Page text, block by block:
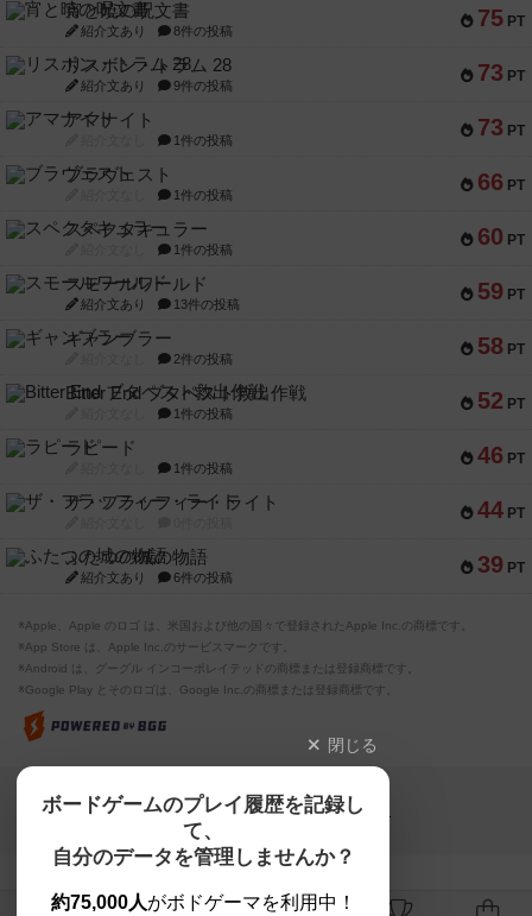
75 PT
宵と暁の呪文書
紹介文あり 8件の投稿
73 PT
リスボン・トラム 28
紹介文あり 9件の投稿
73 PT
アマナイト
1件の投稿
66 PT
ブラヴェスト
1件の投稿
60 PT
スペクタキュラー
1件の投稿
59 PT
スモールワールド
紹介文あり 13件の投稿
58 PT
ギャンブラー
2件の投稿
52 PT
Bitter End ブタペスト救出作戦
1件の投稿
46 PT
ラピード
1件の投稿
44 PT
ザ・フラッフィー・ライト
39 PT
ふたつの城の物語
紹介文あり 6件の投稿
※Apple、Apple のロゴ は、米国および他の国々で登録されたApple Inc.の商標です。
※App Store は、Apple Inc.のサービスマークです。
※Android は、グーグル インコーポレイテッドの商標または登録商標です。
※Google Play とそのロゴは、Google Inc.の商標または登録商標です。
閉じる
ボードゲームのプレイ履歴を記録し
て、
自分のデータを管理しませんか？
約75,000人がボドゲーマを利用中！
Copyright (c)
【ボドゲーマ】ボードゲームの総合情報サイト